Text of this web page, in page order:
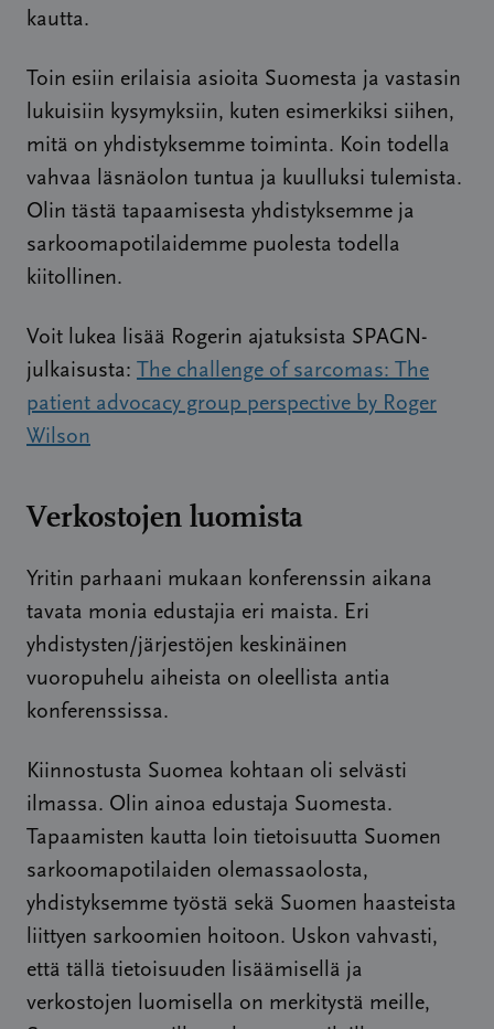
kautta.
Toin esiin erilaisia asioita Suomesta ja vastasin
lukuisiin kysymyksiin, kuten esimerkiksi siihen,
mitä on yhdistyksemme toiminta. Koin todella
vahvaa läsnäolon tuntua ja kuulluksi tulemista.
Olin tästä tapaamisesta yhdistyksemme ja
sarkoomapotilaidemme puolesta todella
kiitollinen.
Voit lukea lisää Rogerin ajatuksista SPAGN-
julkaisusta: The challenge of sarcomas: The
patient advocacy group perspective by Roger
Wilson
Verkostojen luomista
Yritin parhaani mukaan konferenssin aikana
tavata monia edustajia eri maista. Eri
yhdistysten/järjestöjen keskinäinen
vuoropuhelu aiheista on oleellista antia
konferenssissa.
Kiinnostusta Suomea kohtaan oli selvästi
ilmassa. Olin ainoa edustaja Suomesta.
Tapaamisten kautta loin tietoisuutta Suomen
sarkoomapotilaiden olemassaolosta,
yhdistyksemme työstä sekä Suomen haasteista
liittyen sarkoomien hoitoon. Uskon vahvasti,
että tällä tietoisuuden lisäämisellä ja
verkostojen luomisella on merkitystä meille,